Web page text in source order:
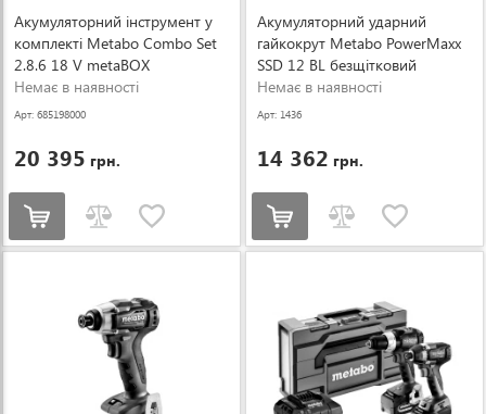
Акумуляторний інструмент у
комплекті Metabo Combo Set
2.8.6 18 V metaBOX
(685198000)
Немає в наявності
Арт: 685198000
20 395 грн.
Акумуляторний ударний
гайкокрут Metabo PowerMaxx
SSD 12 BL безщітковий
(601115500)
Немає в наявності
Арт: 1436
14 362 грн.